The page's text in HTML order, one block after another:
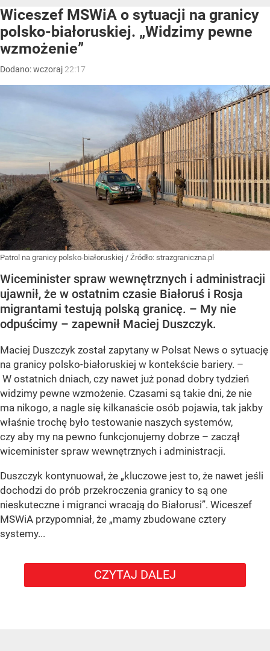
Wiceszef MSWiA o sytuacji na granicy
polsko-białoruskiej. „Widzimy pewne
wzmożenie”
Dodano:wczoraj 22:17
Patrol na granicy polsko-białoruskiej / Źródło: strazgraniczna.pl
Wiceminister spraw wewnętrznych i administracji
ujawnił, że w ostatnim czasie Białoruś i Rosja
migrantami testują polską granicę. – My nie
odpuścimy – zapewnił Maciej Duszczyk.
Maciej Duszczyk został zapytany w Polsat News o sytuację
na granicy polsko-białoruskiej w kontekście bariery. –
W ostatnich dniach, czy nawet już ponad dobry tydzień
widzimy pewne wzmożenie. Czasami są takie dni, że nie
ma nikogo, a nagle się kilkanaście osób pojawia, tak jakby
właśnie trochę było testowanie naszych systemów,
czy aby my na pewno funkcjonujemy dobrze – zaczął
wiceminister spraw wewnętrznych i administracji.
Duszczyk kontynuował, że „kluczowe jest to, że nawet jeśli
dochodzi do prób przekroczenia granicy to są one
nieskuteczne i migranci wracają do Białorusi”. Wiceszef
MSWiA przypomniał, że „mamy zbudowane cztery
systemy...
CZYTAJ DALEJ